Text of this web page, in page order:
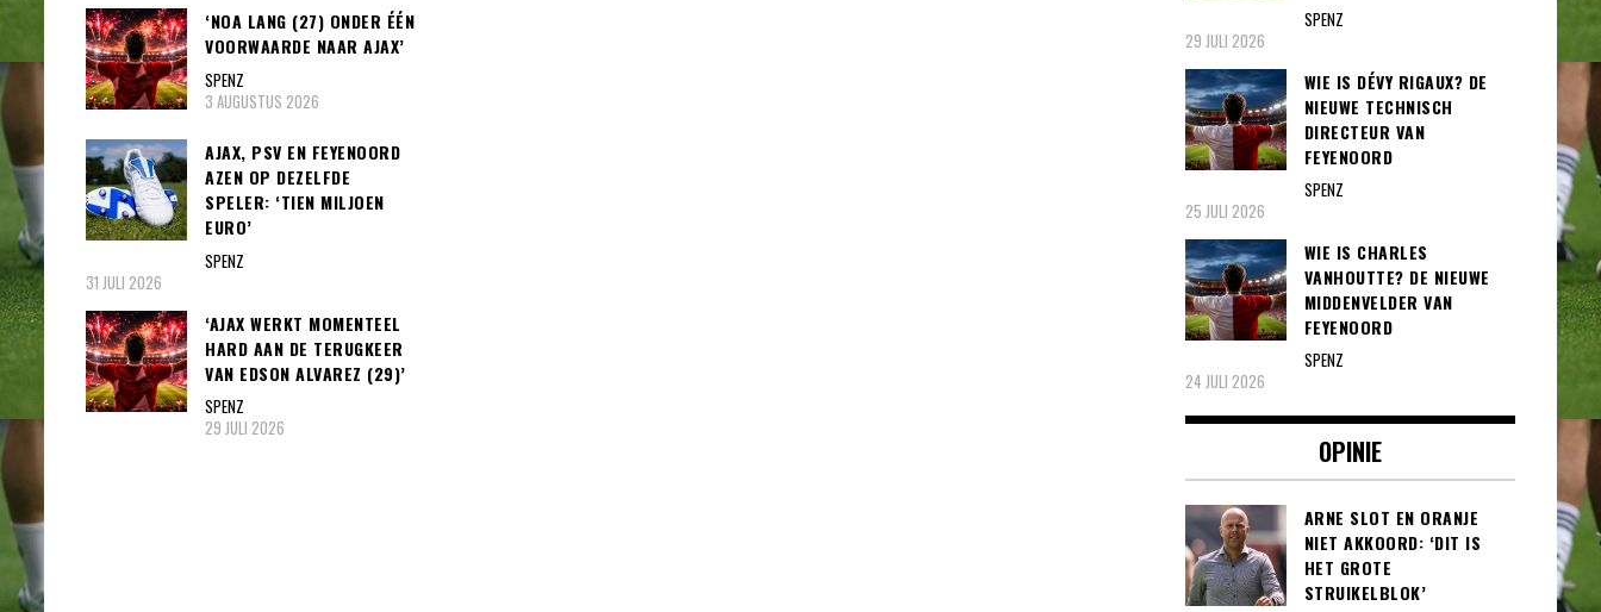
‘NOA LANG (27) ONDER ÉÉN
VOORWAARDE NAAR AJAX’
SPENZ
3 AUGUSTUS 2026
AJAX, PSV EN FEYENOORD
AZEN OP DEZELFDE
SPELER: ‘TIEN MILJOEN
EURO’
SPENZ
31 JULI 2026
‘AJAX WERKT MOMENTEEL
HARD AAN DE TERUGKEER
VAN EDSON ALVAREZ (29)’
SPENZ
29 JULI 2026
SPENZ
29 JULI 2026
WIE IS DÉVY RIGAUX? DE
NIEUWE TECHNISCH
DIRECTEUR VAN
FEYENOORD
SPENZ
25 JULI 2026
WIE IS CHARLES
VANHOUTTE? DE NIEUWE
MIDDENVELDER VAN
FEYENOORD
SPENZ
24 JULI 2026
OPINIE
ARNE SLOT EN ORANJE
NIET AKKOORD: ‘DIT IS
HET GROTE
STRUIKELBLOK’